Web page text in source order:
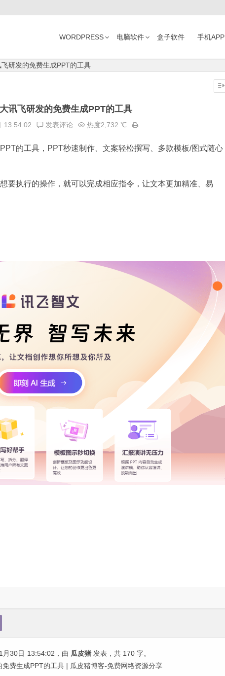
WORDPRESS 电脑软件 盒子软件 手机APP
研发的免费生成PPT的工具
讯飞研发的免费生成PPT的工具
13:54:02 发表评论 热度2,732 ℃
的工具，PPT秒速制作、文案轻松撰写、多款模板/图式随心
要执行的操作，就可以完成相应指令，让文本更加精准、易
月30日 13:54:02 ，由 瓜皮猪 发表，共 170 字。
费生成PPT的工具 | 瓜皮猪博客-免费网络资源分享